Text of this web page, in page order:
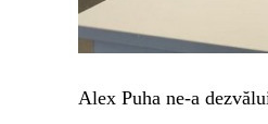
Alex Puha ne-a